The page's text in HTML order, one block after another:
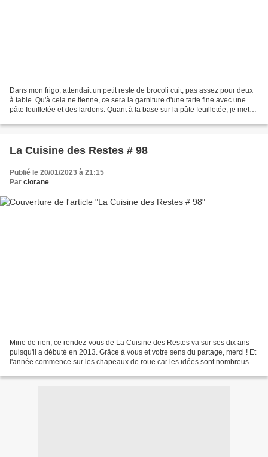
Dans mon frigo, attendait un petit reste de brocoli cuit, pas assez pour deux
à table. Qu'à cela ne tienne, ce sera la garniture d'une tarte fine avec une
pâte feuilletée et des lardons. Quant à la base sur la pâte feuilletée, je mets
La Cuisine des Restes # 98
Publié le 20/01/2023 à 21:15
Par ciorane
Mine de rien, ce rendez-vous de La Cuisine des Restes va sur ses dix ans
puisqu'il a débuté en 2013. Grâce à vous et votre sens du partage, merci ! Et
l'année commence sur les chapeaux de roue car les idées sont nombreuses.